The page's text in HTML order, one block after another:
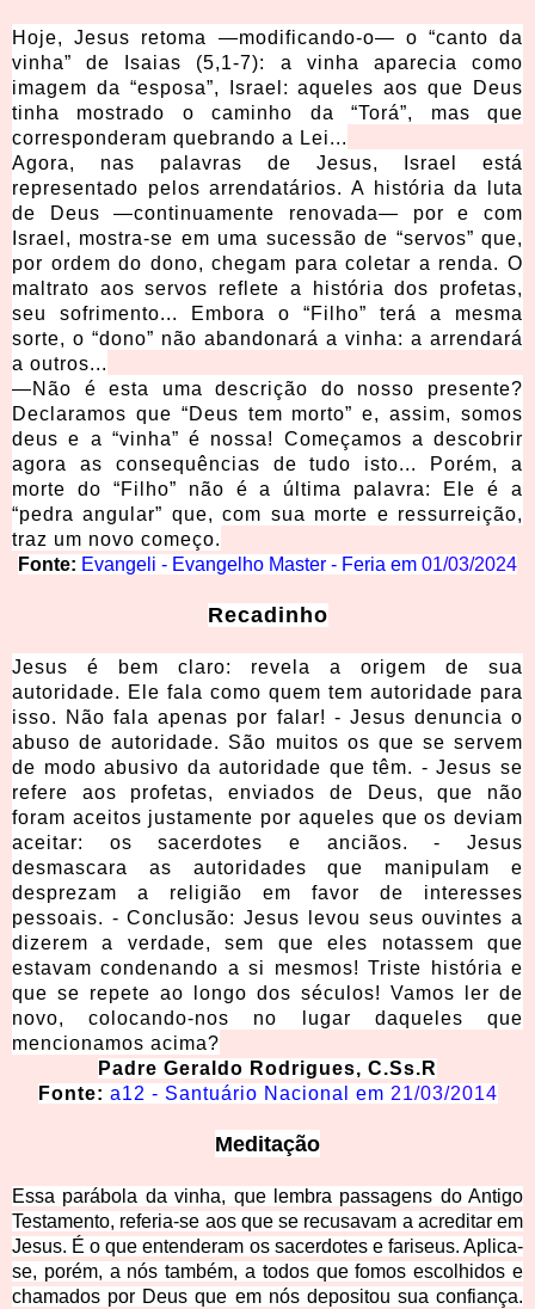
Hoje, Jesus retoma —modificando-o— o “canto da
vinha” de Isaias (5,1-7): a vinha aparecia como
imagem da “esposa”, Israel: aqueles aos que Deus
tinha mostrado o caminho da “Torá”, mas que
corresponderam quebrando a Lei...
Agora, nas palavras de Jesus, Israel está
representado pelos arrendatários. A história da luta
de Deus —continuamente renovada— por e com
Israel, mostra-se em uma sucessão de “servos” que,
por ordem do dono, chegam para coletar a renda. O
maltrato aos servos reflete a história dos profetas,
seu sofrimento... Embora o “Filho” terá a mesma
sorte, o “dono” não abandonará a vinha: a arrendará
a outros...
—Não é esta uma descrição do nosso presente?
Declaramos que “Deus tem morto” e, assim, somos
deus e a “vinha” é nossa! Começamos a descobrir
agora as consequências de tudo isto... Porém, a
morte do “Filho” não é a última palavra: Ele é a
“pedra angular” que, com sua morte e ressurreição,
traz um novo começo.
Fonte: Evangeli - Evangelho Master - Feria em 01/03/2024
Recadinho
Jesus é bem claro: revela a origem de sua
autoridade. Ele fala como quem tem autoridade para
isso. Não fala apenas por falar! - Jesus denuncia o
abuso de autoridade. São muitos os que se servem
de modo abusivo da autoridade que têm. - Jesus se
refere aos profetas, enviados de Deus, que não
foram aceitos justamente por aqueles que os deviam
aceitar: os sacerdotes e anciãos. - Jesus
desmascara as autoridades que manipulam e
desprezam a religião em favor de interesses
pessoais. - Conclusão: Jesus levou seus ouvintes a
dizerem a verdade, sem que eles notassem que
estavam condenando a si mesmos! Triste história e
que se repete ao longo dos séculos! Vamos ler de
novo, colocando-nos no lugar daqueles que
mencionamos acima?
Padre Geraldo Rodrigues, C.Ss.R
Fonte: a12 - Santuário Nacional em 21/03/2014
Meditação
Essa parábola da vinha, que lembra passagens do Antigo
Testamento, referia-se aos que se recusavam a acreditar em
Jesus. É o que entenderam os sacerdotes e fariseus. Aplica-
se, porém, a nós também, a todos que fomos escolhidos e
chamados por Deus que em nós depositou sua confiança.